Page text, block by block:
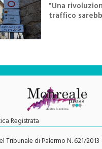
diRedazione
"Una
Registrata